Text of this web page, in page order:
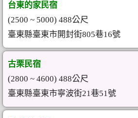
台東的家民宿
(2500 ~ 5000) 488公尺
臺東縣臺東市開封街805巷16號
古栗民宿
(2800 ~ 4600) 488公尺
臺東縣臺東市寧波街21巷51號